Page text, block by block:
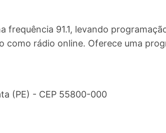
frequência 91.1, levando
como rádio online. Oferece uma
(PE) - CEP 55800-000